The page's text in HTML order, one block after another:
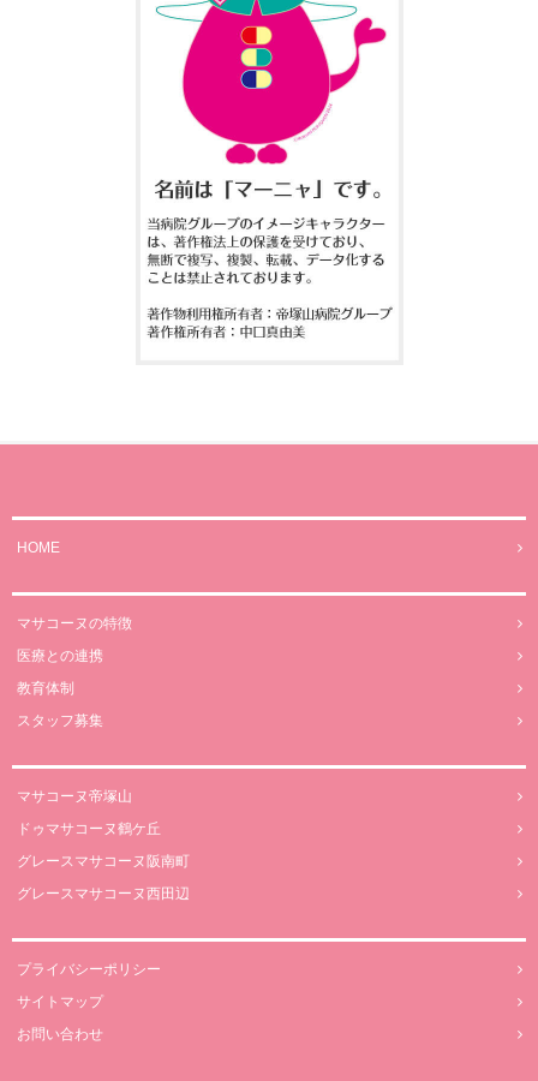
HOME
マサコーヌの特徴
医療との連携
教育体制
スタッフ募集
マサコーヌ帝塚山
ドゥマサコーヌ鶴ケ丘
グレースマサコーヌ阪南町
グレースマサコーヌ西田辺
プライバシーポリシー
サイトマップ
お問い合わせ